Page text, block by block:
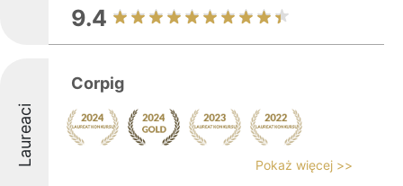
9.4
Laureaci
Corpig
Pokaż więcej >>